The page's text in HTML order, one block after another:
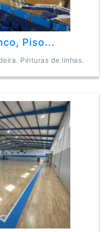
Piso...
Pinturas de linhas.